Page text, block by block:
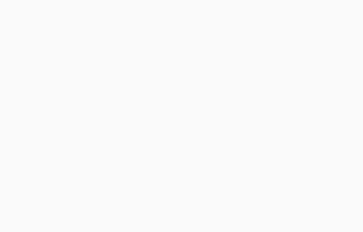
適切に対応できるよう、組織全体でカス
るものです。